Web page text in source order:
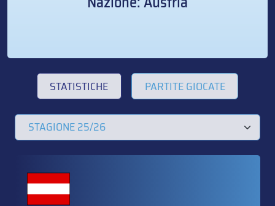
STATISTICHE PARTITE GIOCATE